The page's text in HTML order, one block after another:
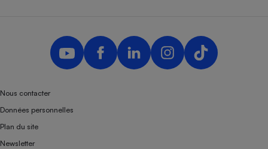
Nous contacter
Données personnelles
Plan du site
Newsletter